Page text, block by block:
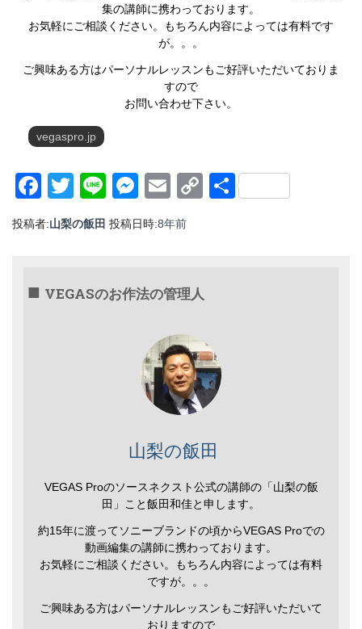
集の講師に携わっております。
お気軽にご相談ください。もちろん内容によっては有料です
が。。。
ご興味ある方はパーソナルレッスンもご好評いただいておりま
すので
お問い合わせ下さい。
vegaspro.jp
Facebook
Twitter
LineMessenger
EmailCopy
共
投稿者:山梨の飯田 投稿日時:8年前
VEGASのお作法の管理人
山梨の飯田
VEGAS Proのソースネクスト公式の講師の「山梨の飯
田」こと飯田和佳と申します。
約15年に渡ってソニーブランドの頃からVEGAS Proでの
動画編集の講師に携わっております。
お気軽にご相談ください。もちろん内容によっては有料
ですが。。。
ご興味ある方はパーソナルレッスンもご好評いただいて
おりますので